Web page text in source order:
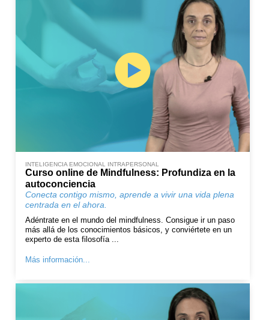
INTELIGENCIA EMOCIONAL INTRAPERSONAL
Curso online de Mindfulness: Profundiza en la
autoconciencia
Conecta contigo mismo, aprende a vivir una vida plena
centrada en el ahora.
Adéntrate en el mundo del mindfulness. Consigue ir un paso
más allá de los conocimientos básicos, y conviértete en un
experto de esta filosofía ...
Más información...